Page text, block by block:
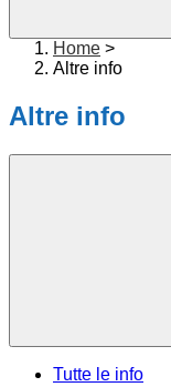
Home >
Altre info
Altre info
Tutte le info